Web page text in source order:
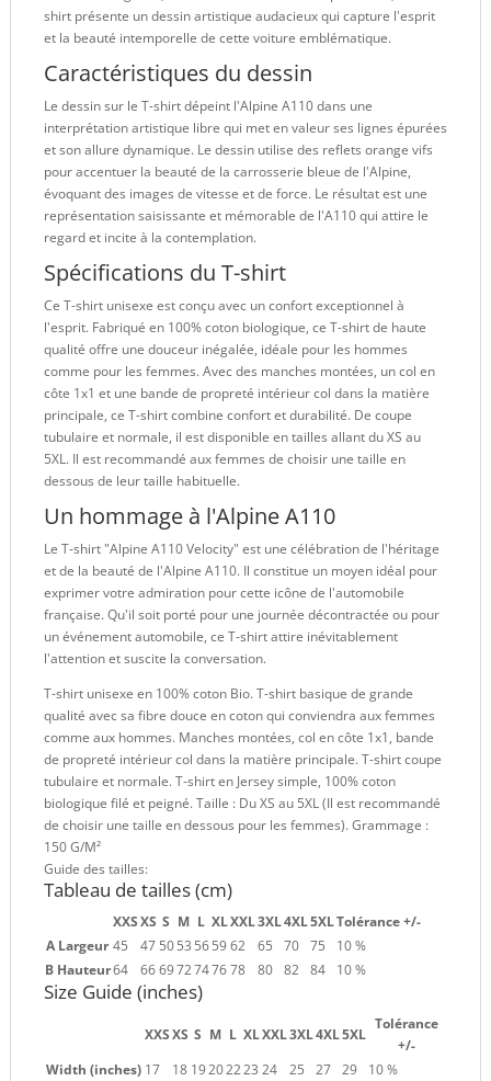
shirt présente un dessin artistique audacieux qui capture l'esprit
et la beauté intemporelle de cette voiture emblématique.
Caractéristiques du dessin
Le dessin sur le T-shirt dépeint l'Alpine A110 dans une
interprétation artistique libre qui met en valeur ses lignes épurées
et son allure dynamique. Le dessin utilise des reflets orange vifs
pour accentuer la beauté de la carrosserie bleue de l'Alpine,
évoquant des images de vitesse et de force. Le résultat est une
représentation saisissante et mémorable de l'A110 qui attire le
regard et incite à la contemplation.
Spécifications du T-shirt
Ce T-shirt unisexe est conçu avec un confort exceptionnel à
l'esprit. Fabriqué en 100% coton biologique, ce T-shirt de haute
qualité offre une douceur inégalée, idéale pour les hommes
comme pour les femmes. Avec des manches montées, un col en
côte 1x1 et une bande de propreté intérieur col dans la matière
principale, ce T-shirt combine confort et durabilité. De coupe
tubulaire et normale, il est disponible en tailles allant du XS au
5XL. Il est recommandé aux femmes de choisir une taille en
dessous de leur taille habituelle.
Un hommage à l'Alpine A110
Le T-shirt "Alpine A110 Velocity" est une célébration de l'héritage
et de la beauté de l'Alpine A110. Il constitue un moyen idéal pour
exprimer votre admiration pour cette icône de l'automobile
française. Qu'il soit porté pour une journée décontractée ou pour
un événement automobile, ce T-shirt attire inévitablement
l'attention et suscite la conversation.
T-shirt unisexe en 100% coton Bio. T-shirt basique de grande
qualité avec sa fibre douce en coton qui conviendra aux femmes
comme aux hommes. Manches montées, col en côte 1x1, bande
de propreté intérieur col dans la matière principale. T-shirt coupe
tubulaire et normale. T-shirt en Jersey simple, 100% coton
biologique filé et peigné. Taille : Du XS au 5XL (Il est recommandé
de choisir une taille en dessous pour les femmes). Grammage :
150 G/M²
Guide des tailles:
Tableau de tailles (cm)
XXSXS S M L XLXXL3XL4XL5XLTolérance +/-
A Largeur 45 47 5053 565962 65 70 75
10 %
B Hauteur64 666972747678 80 82 84 10 %
Size Guide (inches)
XXSXS S M L XLXXL3XL4XL5XL
Tolérance
+/-
Width (inches) 17 18 19202223 24 25 27 29
10 %